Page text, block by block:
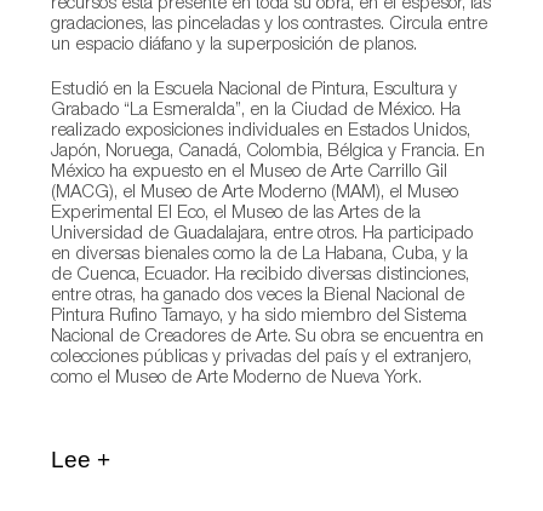
recursos está presente en toda su obra, en el espesor, las
gradaciones, las pinceladas y los contrastes. Circula entre
un espacio diáfano y la superposición de planos.
Estudió en la Escuela Nacional de Pintura, Escultura y
Grabado “La Esmeralda”, en la Ciudad de México. Ha
realizado exposiciones individuales en Estados Unidos,
Japón, Noruega, Canadá, Colombia, Bélgica y Francia. En
México ha expuesto en el Museo de Arte Carrillo Gil
(MACG), el Museo de Arte Moderno (MAM), el Museo
Experimental El Eco, el Museo de las Artes de la
Universidad de Guadalajara, entre otros. Ha participado
en diversas bienales como la de La Habana, Cuba, y la
de Cuenca, Ecuador. Ha recibido diversas distinciones,
entre otras, ha ganado dos veces la Bienal Nacional de
Pintura Rufino Tamayo, y ha sido miembro del Sistema
Nacional de Creadores de Arte. Su obra se encuentra en
colecciones públicas y privadas del país y el extranjero,
como el Museo de Arte Moderno de Nueva York.
Lee +